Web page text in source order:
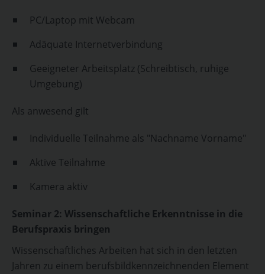
PC/Laptop mit Webcam
Adäquate Internetverbindung
Geeigneter Arbeitsplatz (Schreibtisch, ruhige
Umgebung)
Als anwesend gilt
Individuelle Teilnahme als "Nachname Vorname"
Aktive Teilnahme
Kamera aktiv
Seminar 2: Wissenschaftliche Erkenntnisse in die
Berufspraxis bringen
Wissenschaftliches Arbeiten hat sich in den letzten
Jahren zu einem berufsbildkennzeichnenden Element